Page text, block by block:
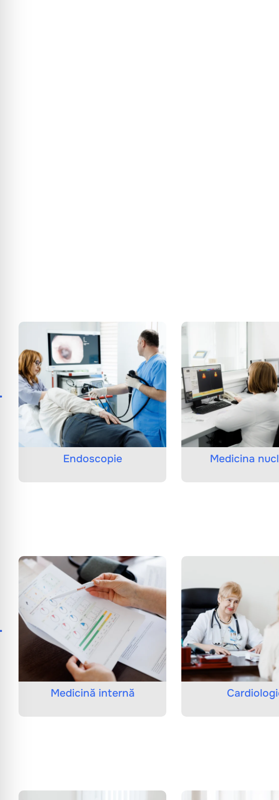
Endoscopie Medicina nucleară
Medicină internă Cardiologie